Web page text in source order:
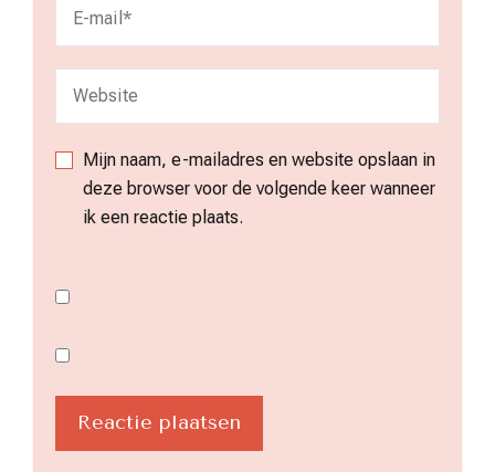
Mijn naam, e-mailadres en website opslaan in
deze browser voor de volgende keer wanneer
ik een reactie plaats.